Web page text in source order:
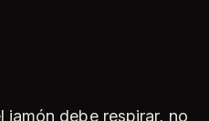
debe respirar, no